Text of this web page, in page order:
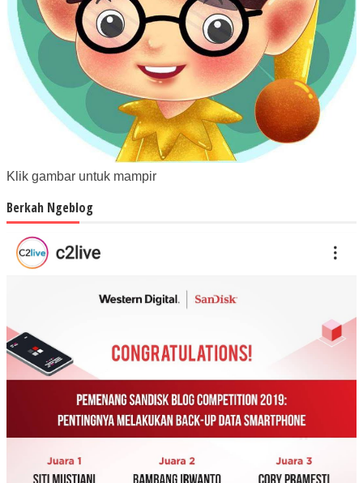
Klik gambar untuk mampir
Berkah Ngeblog